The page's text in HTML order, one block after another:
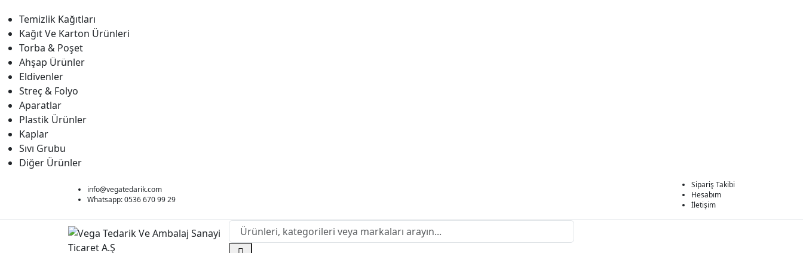
Temizlik Kağıtları
Kağıt Ve Karton Ürünleri
Torba & Poşet
Ahşap Ürünler
Eldivenler
Streç & Folyo
Aparatlar
Plastik Ürünler
Kaplar
Sıvı Grubu
Diğer Ürünler
info@vegatedarik.com
Whatsapp: 0536 670 99 29
Sipariş Takibi
Hesabım
İletişim